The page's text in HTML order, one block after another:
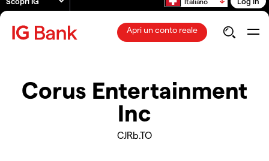
Apri un conto reale
Corus Entertainment
Inc
CJRb.TO